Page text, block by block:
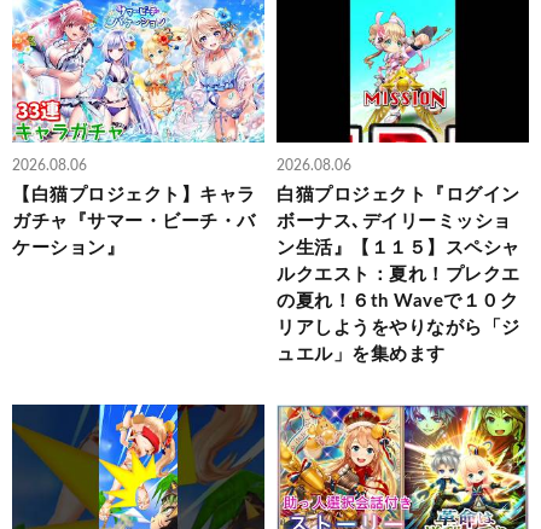
2026.08.06
【白猫プロジェクト】キャラ
ガチャ『サマー・ビーチ・バ
ケーション』
2026.08.06
白猫プロジェクト『ログイン
ボーナス､デイリーミッショ
ン生活』【１１５】スペシャ
ルクエスト：夏れ！プレクエ
の夏れ！６th Waveで１０ク
リアしようをやりながら「ジ
ュエル」を集めます